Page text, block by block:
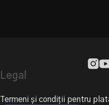
Legal
Termeni și condiții pentru